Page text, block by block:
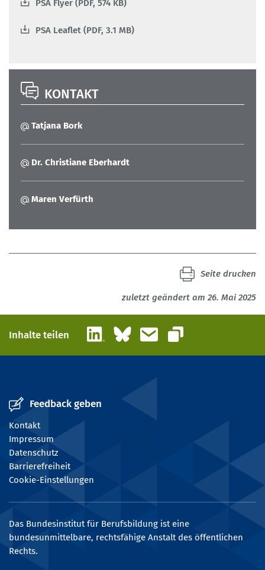
PSA Flyer (PDF, 574 KB)
PSA Leaflet (PDF, 3.1 MB)
KONTAKT
Tatjana Bork
Dr. Christiane Eberhardt
Maren Verfürth
zuletzt geändert am 26. Mai 2025
Seite drucken
Inhalte teilen LinkedInBlueskyE-Mail
Link kopieren
Feedback geben
Kontakt
Impressum
Datenschutz
Barrierefreiheit
Cookie-Einstellungen
Das Bundesinstitut für Berufsbildung ist eine
bundesunmittelbare, rechtsfähige Anstalt des öffentlichen
Rechts.